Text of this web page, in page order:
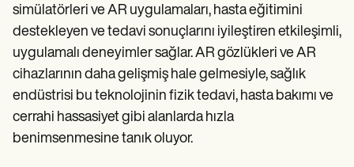
simülatörleri ve AR uygulamaları, hasta eğitimini
destekleyen ve tedavi sonuçlarını iyileştiren etkileşimli,
uygulamalı deneyimler sağlar. AR gözlükleri ve AR
cihazlarının daha gelişmiş hale gelmesiyle, sağlık
endüstrisi bu teknolojinin fizik tedavi, hasta bakımı ve
cerrahi hassasiyet gibi alanlarda hızla
benimsenmesine tanık oluyor.